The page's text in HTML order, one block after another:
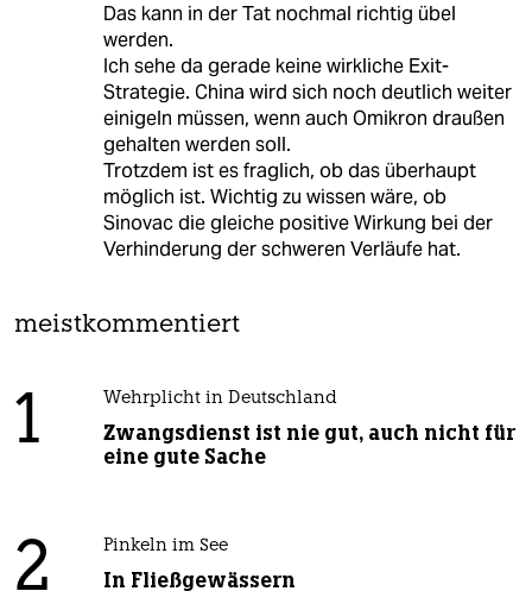
Das kann in der Tat nochmal richtig übel
werden.
Ich sehe da gerade keine wirkliche Exit-
Strategie. China wird sich noch deutlich weiter
einigeln müssen, wenn auch Omikron draußen
gehalten werden soll.
Trotzdem ist es fraglich, ob das überhaupt
möglich ist. Wichtig zu wissen wäre, ob
Sinovac die gleiche positive Wirkung bei der
Verhinderung der schweren Verläufe hat.
meistkommentiert
1 Wehrplicht in Deutschland
Zwangsdienst ist nie gut, auch nicht für
eine gute Sache
2 Pinkeln im See
In Fließgewässern